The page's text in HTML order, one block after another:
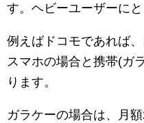
す。ヘビーユーザーに
例えばドコモであれば
スマホの場合と携帯(ガ
ります。
ガラケーの場合は、月